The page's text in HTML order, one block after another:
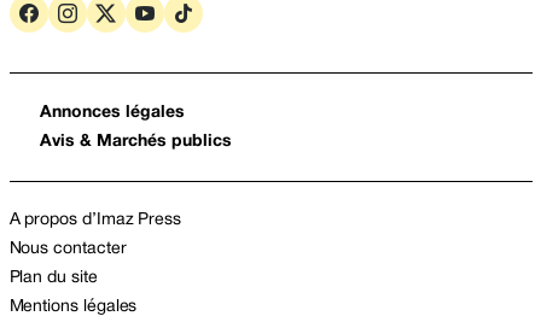
Annonces légales
Avis & Marchés publics
A propos d’Imaz Press
Nous contacter
Plan du site
Mentions légales